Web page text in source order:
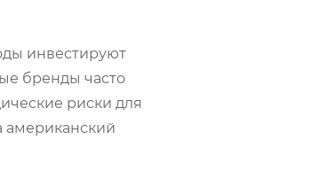
инвестируют
бренды часто
риски для
американский